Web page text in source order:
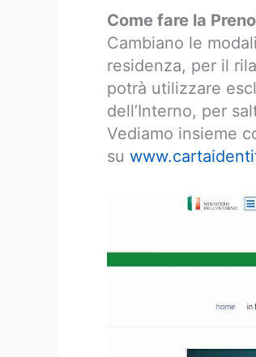
Come fare la
Cambiano le
residenza, per il
potrà utilizzare
dell’Interno, per
Vediamo insieme
su